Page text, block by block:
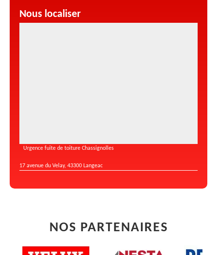
Nous localiser
Urgence fuite de toiture Chassignolles
17 avenue du Velay, 43300 Langeac
NOS PARTENAIRES